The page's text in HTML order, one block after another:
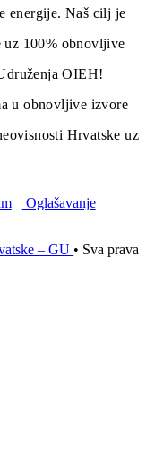
energije. Naš cilj je
uz 100% obnovljive
OIEH!
u obnovljive izvore
Hrvatske uz
Oglašavanje
– GU • Sva prava